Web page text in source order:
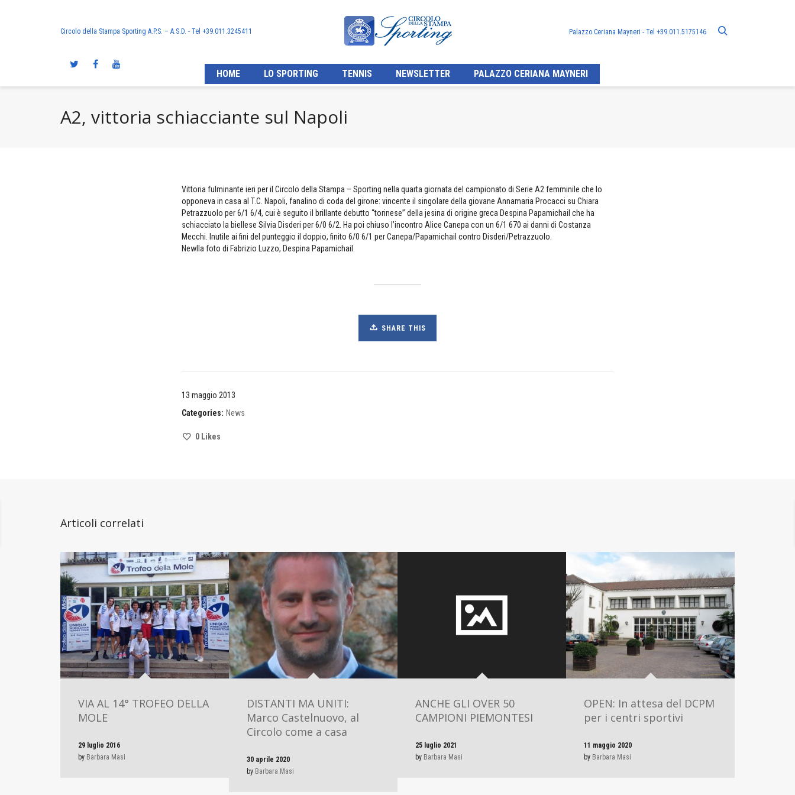
Circolo della Stampa Sporting A.P.S. – A.S.D. - Tel +39.011.3245411 Palazzo Ceriana Mayneri - Tel +39.011.5175146
HOME LO SPORTING TENNIS NEWSLETTER PALAZZO CERIANA MAYNERI
A2, vittoria schiacciante sul Napoli
Vittoria fulminante ieri per il Circolo della Stampa – Sporting nella quarta giornata del campionato di Serie A2 femminile che lo
opponeva in casa al T.C. Napoli, fanalino di coda del girone: vincente il singolare della giovane Annamaria Procacci su Chiara
Petrazzuolo per 6/1 6/4, cui è seguito il brillante debutto “torinese” della jesina di origine greca Despina Papamichail che ha
schiacciato la biellese Silvia Disderi per 6/0 6/2. Ha poi chiuso l’incontro Alice Canepa con un 6/1 670 ai danni di Costanza
Mecchi. Inutile ai fini del punteggio il doppio, finito 6/0 6/1 per Canepa/Papamichail contro Disderi/Petrazzuolo.
Newlla foto di Fabrizio Luzzo, Despina Papamichail.
SHARE THIS
13 maggio 2013
Categories: News
0 Likes
Articoli correlati
VIA AL 14° TROFEO DELLA
MOLE
29 luglio 2016
by Barbara Masi
DISTANTI MA UNITI:
Marco Castelnuovo, al
Circolo come a casa
30 aprile 2020
by Barbara Masi
ANCHE GLI OVER 50
CAMPIONI PIEMONTESI
25 luglio 2021
by Barbara Masi
OPEN: In attesa del DCPM
per i centri sportivi
11 maggio 2020
by Barbara Masi